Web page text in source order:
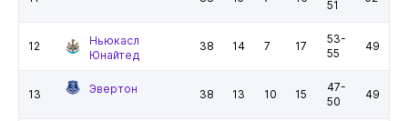
51
12
Ньюкасл
Юнайтед
38 14 7 17
53-
55
49
13 Эвертон 38 13 10 15
47-
50
49